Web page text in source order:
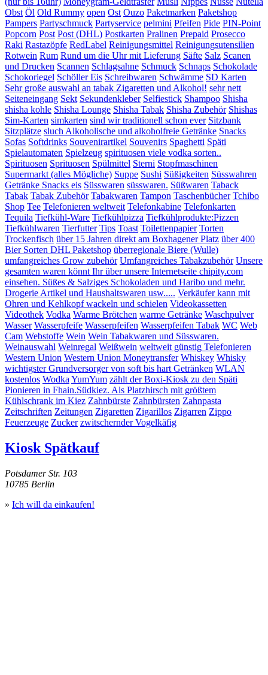
Obst Öl Old Rummy open Ost Ouzo Paketmarken Paketshop
Pampers Partyschmuck Partyservice pelmini Pfeifen Pide PIN-Point
Popcorn Post Post (DHL) Postkarten Pralinen Prepaid Prosecco
Raki Rastazöpfe RedLabel Reinigungsmittel Reinigungsutensilien
Rotwein Rum Rund um die Uhr mit Lieferung Säfte Salz Scanen
und Drucken Scannen Schlagsahne Schmuck Schnaps Schokolade
Schokoriegel Schöller Eis Schreibwaren Schwämme SD Karten
Sehr große auswahl an tabak Zigaretten und Alkohol! sehr nett
Seiteneingang Sekt Sekundenkleber Selfiestick Shampoo Shisha
shisha kohle Shisha Lounge Shisha Tabak Shisha Zubehör Shishas
Sim-Karten simkarten sind wir traditionell schon ever Sitzbank
Sitzplätze sluch Alkoholische und alkoholfreie Getränke Snacks
Sofas Softdrinks Souvenirartikel Souvenirs Spaghetti Späti
Spielautomaten Spielzeug spirituosen viele vodka sorten..
Spirituosen Sprituosen Spülmittel Sterni Stopfmaschinen
Supermarkt (alles Mögliche) Suppe Sushi Süßigkeiten Süsswahren
Getränke Snacks eis Süsswaren süsswaren. Süßwaren Taback
Tabak Tabak Zubehör Tabakwaren Tampon Taschenbücher Tchibo
Shop Tee Telefonieren weltweit Telefonkabine Telefonkarten
Tequila Tiefkühl-Ware Tiefkühlpizza Tiefkühlprodukte:Pizzen
Tiefkühlwaren Tierfutter Tips Toast Toilettenpapier Torten
Trockenfisch über 15 Jahren direkt am Boxhagener Platz über 400
Bier Sorten DHL Paketshop überregionale Biere (Wulle)
umfangreiches Grow zubehör Umfangreiches Tabakzubehör Unsere
gesamten waren könnt Ihr über unsere Internetseite chipity.com
einsehen. Süßes & Salziges Schokoladen und Haribo und mehr.
Drogerie Artikel und Haushaltswaren usw..... Verkäufer kann mit
Ohren und Kehlkopf wackeln und schielen Videokassetten
Videothek Vodka Warme Brötchen warme Getränke Waschpulver
Wasser Wasserpfeife Wasserpfeifen Wasserpfeifen Tabak WC Web
Cam Webstoffe Wein Wein Tabakwaren und Süsswaren.
Weinauswahl Weinregal Weißwein weltweit günstig Telefonieren
Western Union Western Union Moneytransfer Whiskey Whisky
wichtigster Grundversorger von soft bis hart Getränken WLAN
kostenlos Wodka YumYum zählt der Boxi-Kiosk zu den Späti
Pionieren in Fhain.Südkiez. Als Platzhirsch mit größtem
Kühlschrank im Kiez Zahnbürste Zahnbürsten Zahnpasta
Zeitschriften Zeitungen Zigaretten Zigarillos Zigarren Zippo
Feuerzeuge Zucker zwitschernder Vogelkäfig
Kiosk Spätkauf
Potsdamer Str. 103
10785 Berlin
» Ich will da einkaufen!